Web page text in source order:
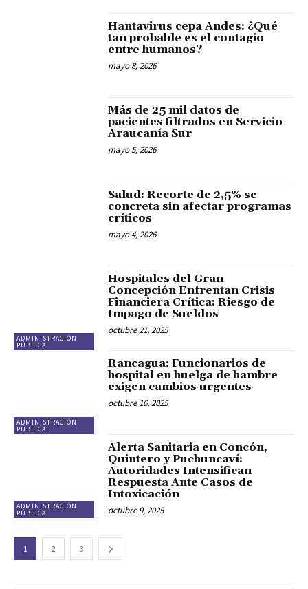
Hantavirus cepa Andes: ¿Qué
tan probable es el contagio
entre humanos?
mayo 8, 2026
Más de 25 mil datos de
pacientes filtrados en Servicio
Araucanía Sur
mayo 5, 2026
Salud: Recorte de 2,5% se
concreta sin afectar programas
críticos
mayo 4, 2026
ADMINISTRACIÓN
PÚBLICA
Hospitales del Gran
Concepción Enfrentan Crisis
Financiera Crítica: Riesgo de
Impago de Sueldos
octubre 21, 2025
ADMINISTRACIÓN
PÚBLICA
Rancagua: Funcionarios de
hospital en huelga de hambre
exigen cambios urgentes
octubre 16, 2025
ADMINISTRACIÓN
PÚBLICA
Alerta Sanitaria en Concón,
Quintero y Puchuncaví:
Autoridades Intensifican
Respuesta Ante Casos de
Intoxicación
octubre 9, 2025
1 2 3